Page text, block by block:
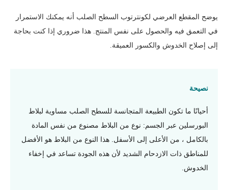
يوضح المقطع العرضي لكونترتوب السطح الصلب أنه يمكنك الاستمرار
في التعمق فيه والحصول على نفس المنتج. هذا ضروري إذا كنت بحاجة
إلى إصلاح الخدوش والكسور العميقة.
نصيحة
أحيانًا ما تكون الطبيعة المتجانسة للسطح الصلب مساوية لبلاط
البورسلين عبر الجسم: نوع من البلاط مصنوع من نفس المادة
بالكامل ، من الأعلى إلى الأسفل. هذا النوع من البلاط هو الأفضل
للمناطق ذات الازدحام الشديد لأن هذه الجودة تساعد في إخفاء
الخدوش.